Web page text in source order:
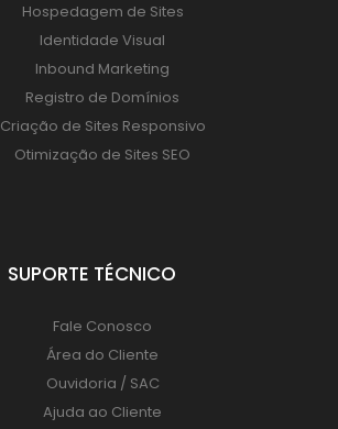
Hospedagem de Sites
Identidade Visual
Inbound Marketing
Registro de Domínios
Criação de Sites Responsivo
Otimização de Sites SEO
SUPORTE TÉCNICO
Fale Conosco
Área do Cliente
Ouvidoria / SAC
Ajuda ao Cliente